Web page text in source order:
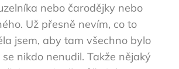
nebo čarodějky nebo
Už přesně nevím, co to
jsem, aby tam všechno bylo
nikdo nenudil. Takže nějaký